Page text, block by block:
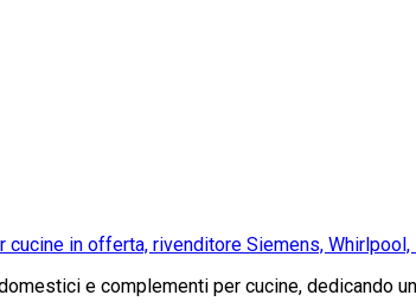
in offerta, rivenditore Siemens,
e complementi per cucine, dedicando